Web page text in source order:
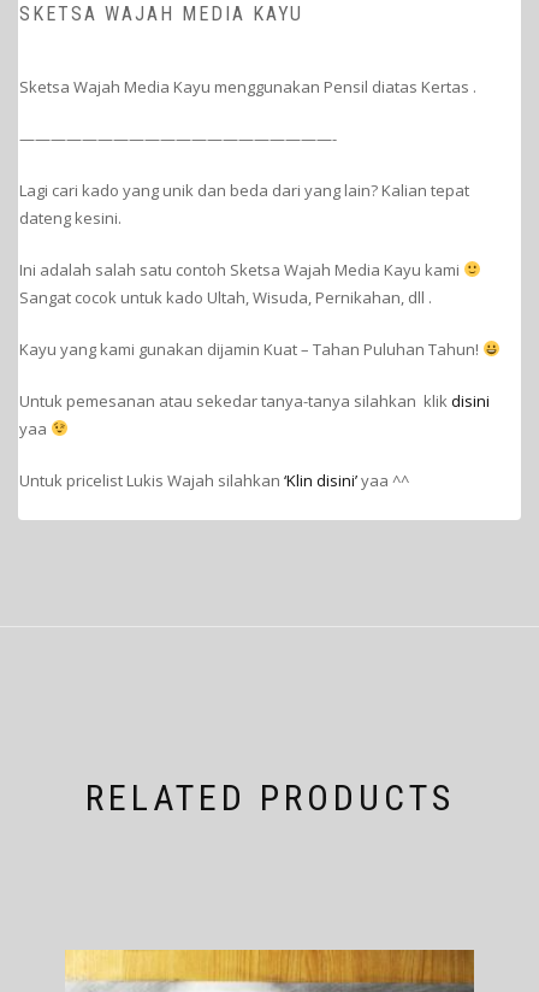
SKETSA WAJAH MEDIA KAYU
Sketsa Wajah Media Kayu menggunakan Pensil diatas Kertas .
————————————————————-
Lagi cari kado yang unik dan beda dari yang lain? Kalian tepat
dateng kesini.
Ini adalah salah satu contoh Sketsa Wajah Media Kayu kami
Sangat cocok untuk kado Ultah, Wisuda, Pernikahan, dll .
Kayu yang kami gunakan dijamin Kuat – Tahan Puluhan Tahun!
Untuk pemesanan atau sekedar tanya-tanya silahkan klikdisini
yaa
Untuk pricelist Lukis Wajah silahkan ‘Klin disini’yaa ^^
RELATED PRODUCTS